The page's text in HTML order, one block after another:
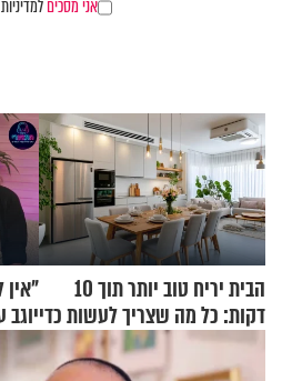
אני מסכים
הבית יריח טוב יותר תוך 10
דקות: כל מה שצריך לעשות כדי
לרענן את הבית
"אין